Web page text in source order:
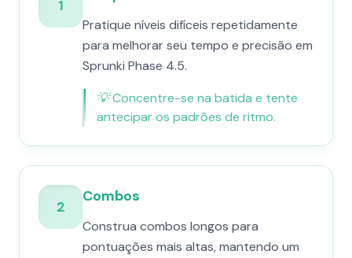
1
Pratique níveis difíceis repetidamente
para melhorar seu tempo e precisão em
Sprunki Phase 4.5.
💡Concentre-se na batida e tente
antecipar os padrões de ritmo.
2
Combos
Construa combos longos para
pontuações mais altas, mantendo um